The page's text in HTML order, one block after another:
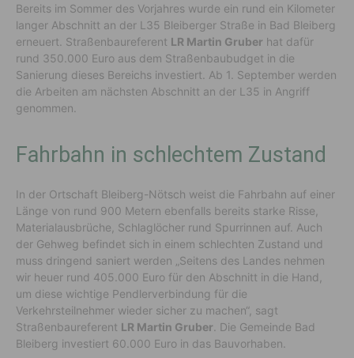
Bereits im Sommer des Vorjahres wurde ein rund ein Kilometer
langer Abschnitt an der L35 Bleiberger Straße in Bad Bleiberg
erneuert. Straßenbaureferent LR Martin Gruber hat dafür
rund 350.000 Euro aus dem Straßenbaubudget in die
Sanierung dieses Bereichs investiert. Ab 1. September werden
die Arbeiten am nächsten Abschnitt an der L35 in Angriff
genommen.
Fahrbahn in schlechtem Zustand
In der Ortschaft Bleiberg-Nötsch weist die Fahrbahn auf einer
Länge von rund 900 Metern ebenfalls bereits starke Risse,
Materialausbrüche, Schlaglöcher rund Spurrinnen auf. Auch
der Gehweg befindet sich in einem schlechten Zustand und
muss dringend saniert werden „Seitens des Landes nehmen
wir heuer rund 405.000 Euro für den Abschnitt in die Hand,
um diese wichtige Pendlerverbindung für die
Verkehrsteilnehmer wieder sicher zu machen“, sagt
Straßenbaureferent LR Martin Gruber . Die Gemeinde Bad
Bleiberg investiert 60.000 Euro in das Bauvorhaben.